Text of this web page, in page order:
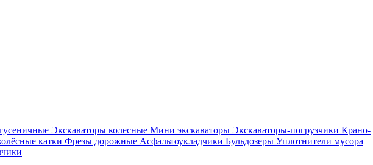
Экскаваторы колесные Мини экскаваторы Экскаваторы-погрузчики Крано-
катки Фрезы дорожные Асфальтоукладчики Бульдозеры Уплотнители мусора